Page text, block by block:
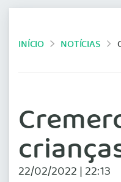
INÍCIO NOTÍCIAS
22/02/2022 | 22:13